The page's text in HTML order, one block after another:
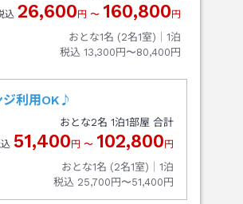
込 26,600 円 〜 160,800 円
おとな1名 (2名1室)｜ 1泊
税込 13,300円〜80,400円
ジ利用OK♪
おとな2名 1泊1部屋 合計
51,400 円 〜 102,800 円
おとな1名 (2名1室)｜ 1泊
税込 25,700円〜51,400円